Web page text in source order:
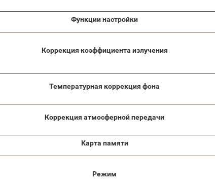
Функции настройки
Коррекция коэффициента излучения
Температурная коррекция фона
Коррекция атмосферной передачи
Карта памяти
Режим